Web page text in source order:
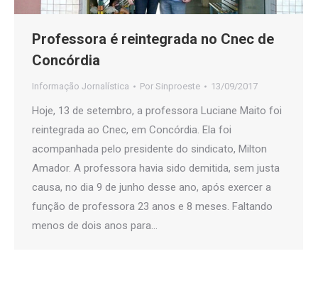
Professora é reintegrada no Cnec de
Concórdia
Informação Jornalística Por Sinproeste 13/09/2017
Hoje, 13 de setembro, a professora Luciane Maito foi
reintegrada ao Cnec, em Concórdia. Ela foi
acompanhada pelo presidente do sindicato, Milton
Amador. A professora havia sido demitida, sem justa
causa, no dia 9 de junho desse ano, após exercer a
função de professora 23 anos e 8 meses. Faltando
menos de dois anos para…